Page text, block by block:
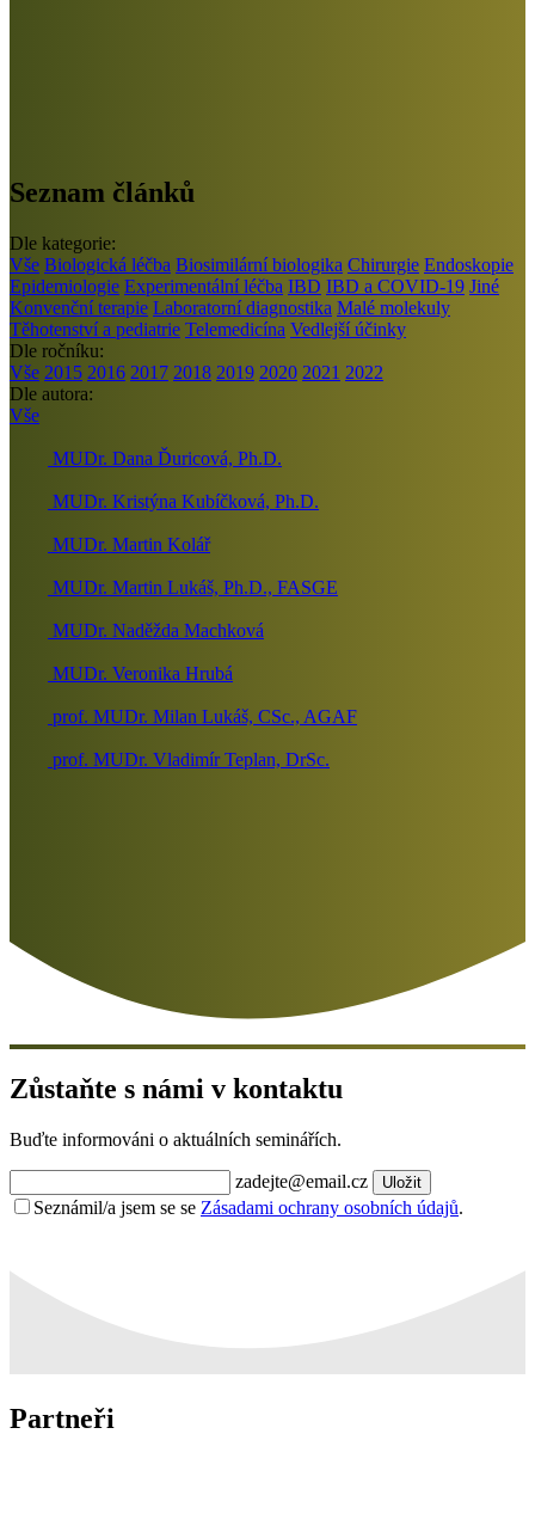
Seznam článků
Dle kategorie:
Vše Biologická léčba Biosimilární biologika Chirurgie Endoskopie
Epidemiologie Experimentální léčba IBD IBD a COVID-19 Jiné
Konvenční terapie Laboratorní diagnostika Malé molekuly
Těhotenství a pediatrie Telemedicína Vedlejší účinky
Dle ročníku:
Vše 2015 2016 2017 2018 2019 2020 2021 2022
Dle autora:
Vše
MUDr. Dana Ďuricová, Ph.D.
MUDr. Kristýna Kubíčková, Ph.D.
MUDr. Martin Kolář
MUDr. Martin Lukáš, Ph.D., FASGE
MUDr. Naděžda Machková
MUDr. Veronika Hrubá
prof. MUDr. Milan Lukáš, CSc., AGAF
prof. MUDr. Vladimír Teplan, DrSc.
Zůstaňte s námi v kontaktu
Buďte informováni o aktuálních seminářích.
zadejte@email.cz Uložit
Seznámil/a jsem se se Zásadami ochrany osobních údajů.
Partneři